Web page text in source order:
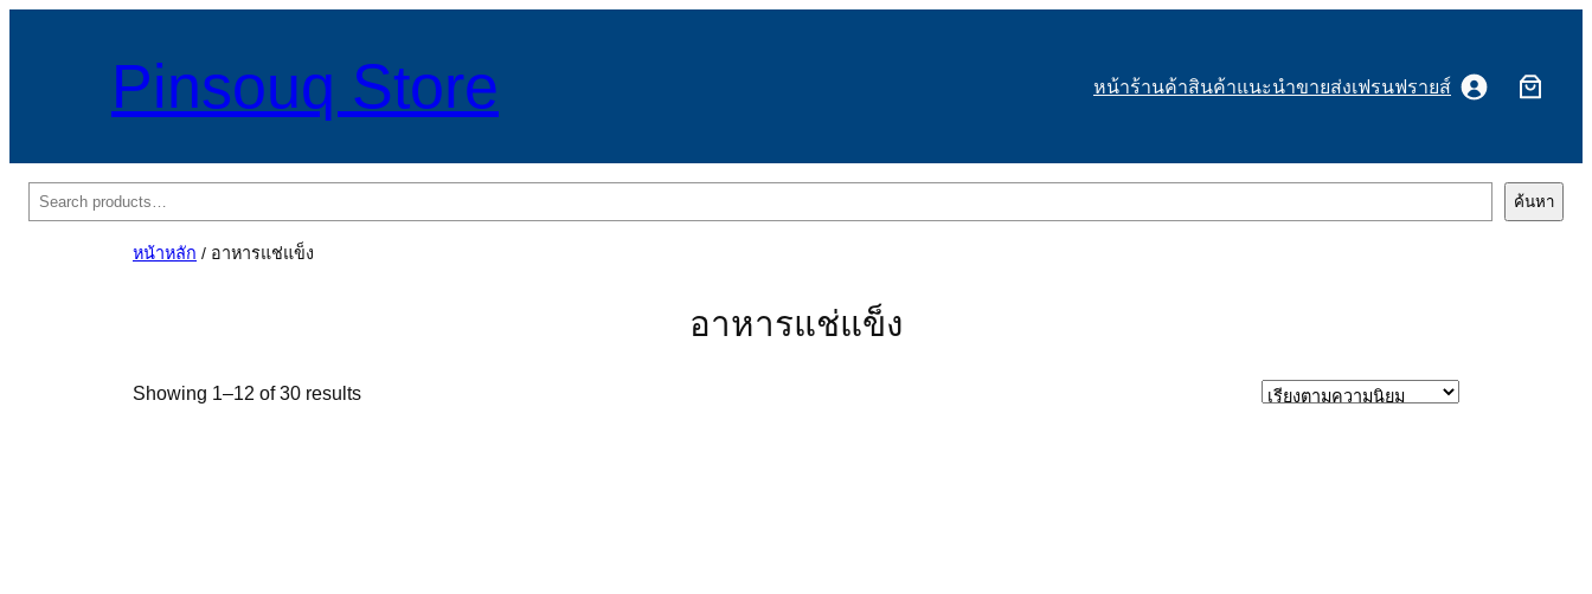
Pinsouq Store หน้าร้านค้าสินค้าแนะนำขายส่งเฟรนฟรายส์
ค้นหา ค้นหา
หน้าหลัก / อาหารแช่แข็ง
อาหารแช่แข็ง
Showing 1–12 of 30 resultsSorted